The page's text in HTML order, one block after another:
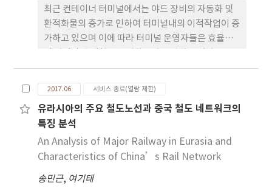
TOC 입장에서는 서비 스 지표인 선박 대기율과 생산
성 지표인 연간 처리량의 관계에서 최적의 운영 수준
을 전략적으로 선택(Trade-off)할 수 있으므로 경쟁
있으므로 터미널 수입도 극대화할 수 있다.
최근 컨테이너 터미널에서는 야드 장비의 자동화 및
환적화물의 증가로 인하여 터미널내의 이적작업이 증
가하고 있으며 이에 따라 터미널 운영자들은 효율적
자동화 컨테이너 터미널에서는 장치장에 다수의 자동
화된 야드 크레인을 사용하여 컨테이너를 취급하고
있으며 선적작업의 효율을 높이기 위하여 여유시간대
를 이용하여 이적작업을 수행하고 있다. 본 연구 는 블
록 내에서 다수의 자동화 야드 크레인이 운영되고 있
는 경우의 이적작업 계획을 다루고 있으며 혼합정수
계획법을 이용하여 주어진 여유 시간을 고려하여 작
획을 수립하는 수리모형을 제시하였다. 또한 컨테이
2017.06 서비스 종료(열람 제한)
유라시아의 주요 철도노선과 중국 철도 네트워크의
특징 분석
An Analysis of Major Railway in Eurasia and
Characteristics of China’s Rail Network
송민근, 여기태